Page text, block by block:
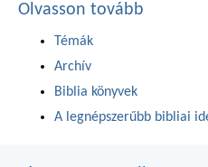
Olvasson tovább
Témák
Archív
Biblia könyvek
A legnépszerűbb bibliai